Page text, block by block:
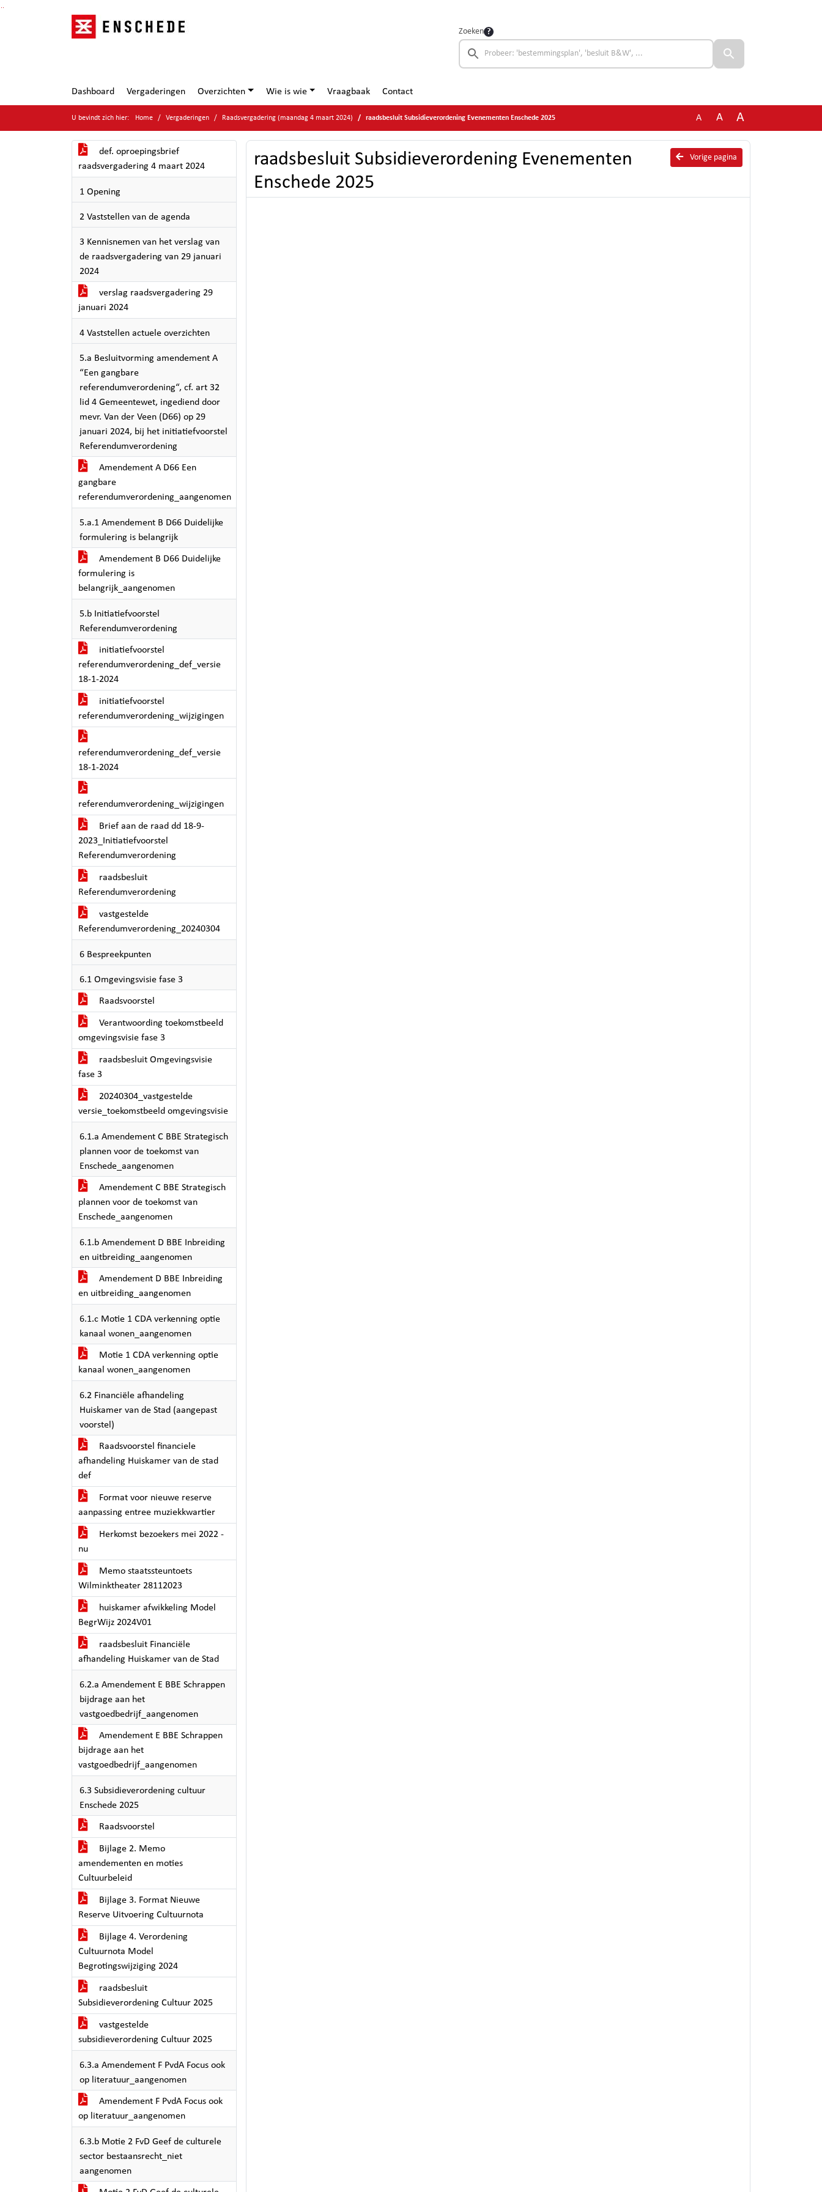
Ga naar de inhoud van deze pagina
Ga naar het zoeken
Ga naar het menu
Zoeken
Dashboard Vergaderingen Overzichten Wie is wie Vraagbaak Contact
U bevindt zich hier: Home Vergaderingen Raadsvergadering (maandag 4 maart 2024) raadsbesluit Subsidieverordening Evenementen Enschede 2025 A A A
def. oproepingsbrief
raadsvergadering 4 maart 2024
1 Opening
2 Vaststellen van de agenda
3 Kennisnemen van het verslag van
de raadsvergadering van 29 januari
2024
verslag raadsvergadering 29
januari 2024
4 Vaststellen actuele overzichten
5.a Besluitvorming amendement A
“Een gangbare
referendumverordening“, cf. art 32
lid 4 Gemeentewet, ingediend door
mevr. Van der Veen (D66) op 29
januari 2024, bij het initiatiefvoorstel
Referendumverordening
Amendement A D66 Een
gangbare
referendumverordening_aangenomen
5.a.1 Amendement B D66 Duidelijke
formulering is belangrijk
Amendement B D66 Duidelijke
formulering is
belangrijk_aangenomen
5.b Initiatiefvoorstel
Referendumverordening
initiatiefvoorstel
referendumverordening_def_versie
18-1-2024
initiatiefvoorstel
referendumverordening_wijzigingen
referendumverordening_def_versie
18-1-2024
referendumverordening_wijzigingen
Brief aan de raad dd 18-9-
2023_Initiatiefvoorstel
Referendumverordening
raadsbesluit
Referendumverordening
vastgestelde
Referendumverordening_20240304
6 Bespreekpunten
6.1 Omgevingsvisie fase 3
Raadsvoorstel
Verantwoording toekomstbeeld
omgevingsvisie fase 3
raadsbesluit Omgevingsvisie
fase 3
20240304_vastgestelde
versie_toekomstbeeld omgevingsvisie
6.1.a Amendement C BBE Strategisch
plannen voor de toekomst van
Enschede_aangenomen
Amendement C BBE Strategisch
plannen voor de toekomst van
Enschede_aangenomen
6.1.b Amendement D BBE Inbreiding
en uitbreiding_aangenomen
Amendement D BBE Inbreiding
en uitbreiding_aangenomen
6.1.c Motie 1 CDA verkenning optie
kanaal wonen_aangenomen
Motie 1 CDA verkenning optie
kanaal wonen_aangenomen
6.2 Financiële afhandeling
Huiskamer van de Stad (aangepast
voorstel)
Raadsvoorstel financiele
afhandeling Huiskamer van de stad
def
Format voor nieuwe reserve
aanpassing entree muziekkwartier
Herkomst bezoekers mei 2022 -
nu
Memo staatssteuntoets
Wilminktheater 28112023
huiskamer afwikkeling Model
BegrWijz 2024V01
raadsbesluit Financiële
afhandeling Huiskamer van de Stad
6.2.a Amendement E BBE Schrappen
bijdrage aan het
vastgoedbedrijf_aangenomen
Amendement E BBE Schrappen
bijdrage aan het
vastgoedbedrijf_aangenomen
6.3 Subsidieverordening cultuur
Enschede 2025
Raadsvoorstel
Bijlage 2. Memo
amendementen en moties
Cultuurbeleid
Bijlage 3. Format Nieuwe
Reserve Uitvoering Cultuurnota
Bijlage 4. Verordening
Cultuurnota Model
Begrotingswijziging 2024
raadsbesluit
Subsidieverordening Cultuur 2025
vastgestelde
subsidieverordening Cultuur 2025
6.3.a Amendement F PvdA Focus ook
op literatuur_aangenomen
Amendement F PvdA Focus ook
op literatuur_aangenomen
6.3.b Motie 2 FvD Geef de culturele
sector bestaansrecht_niet
aangenomen
Vorige pagina
raadsbesluit Subsidieverordening Evenementen
Enschede 2025